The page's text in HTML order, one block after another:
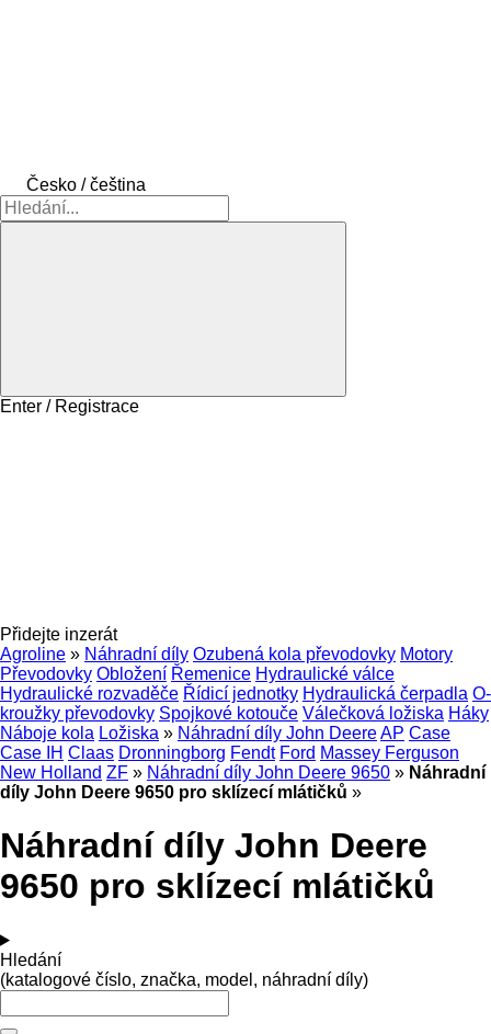
Česko / čeština
Enter / Registrace
Přidejte inzerát
Agroline » Náhradní díly Ozubená kola převodovky Motory
Převodovky Obložení Řemenice Hydraulické válce
Hydraulické rozvaděče Řídicí jednotky Hydraulická čerpadla O-
kroužky převodovky Spojkové kotouče Válečková ložiska Háky
Náboje kola Ložiska » Náhradní díly John DeereAP Case
Case IH Claas Dronningborg Fendt Ford Massey Ferguson
New Holland ZF » Náhradní díly John Deere 9650 » Náhradní
díly John Deere 9650 pro sklízecí mlátičků »
Náhradní díly John Deere
9650 pro sklízecí mlátičků
Hledání
(katalogové číslo, značka, model, náhradní díly)